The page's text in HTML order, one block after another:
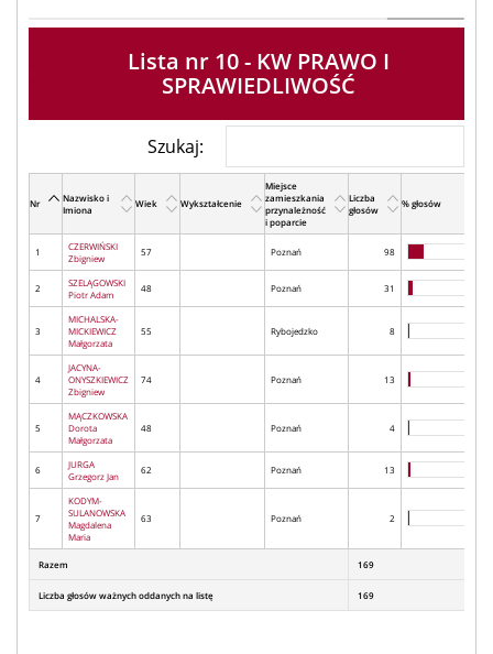
Lista nr 10 - KW PRAWO I
SPRAWIEDLIWOŚĆ
Szukaj:
Nr
Nazwisko i
Imiona
Wiek Wykształcenie
Miejsce
zamieszkania
przynależność
i poparcie
Liczba
głosów
% głosów
1
CZERWIŃSKI
Zbigniew
57 Poznań 98
2
SZELĄGOWSKI
Piotr Adam
48 Poznań 31
3
MICHALSKA-
MICKIEWICZ
Małgorzata
55 Rybojedzko 8
4
JACYNA-
ONYSZKIEWICZ
Zbigniew
74 Poznań 13
5
MĄCZKOWSKA
Dorota
Małgorzata
48 Poznań 4
6
JURGA
Grzegorz Jan
62 Poznań 13
7
KODYM-
SULANOWSKA
Magdalena
Maria
63 Poznań 2
Razem 169
Liczba głosów ważnych oddanych na listę 169